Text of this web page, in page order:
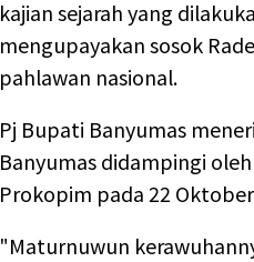
kajian sejarah yang
mengupayakan sosok
pahlawan nasional.
Pj Bupati Banyumas
Banyumas didampingi
Prokopim pada 22
"Maturnuwun